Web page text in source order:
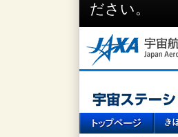
ださい。